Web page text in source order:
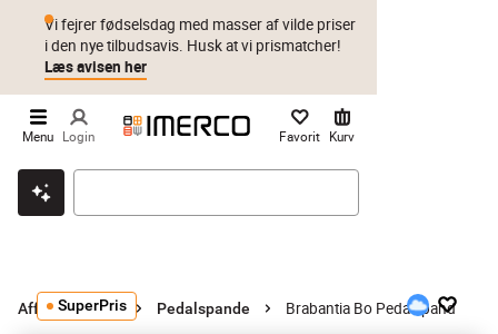
Klik & hent Byt i 1 år Prismatch
Vi fejrer fødselsdag med masser af vilde priser
i den nye tilbudsavis. Husk at vi prismatcher!
Læs avisen her
Menu Login Favorit Kurv
Affaldsspande Pedalspande Brabantia Bo Pedalspand
SuperPris